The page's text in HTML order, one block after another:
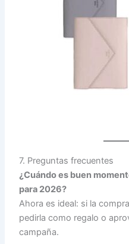
7. Preguntas frecuentes
¿Cuándo es buen
para 2026?
Ahora es ideal: si la
pedirla como regalo o
campaña.